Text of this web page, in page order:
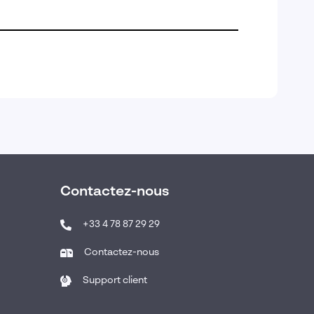
Contactez-nous
+33 4 78 87 29 29
Contactez-nous
Support client